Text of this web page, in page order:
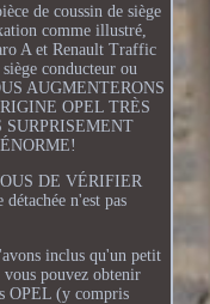
de coussin de siège
comme illustré,
A et Renault Traffic
conducteur ou
AUGMENTERONS
OPEL TRÈS
SURPRISEMENT
DE VÉRIFIER
n'est pas
inclus qu'un petit
pouvez obtenir
OPEL (y compris